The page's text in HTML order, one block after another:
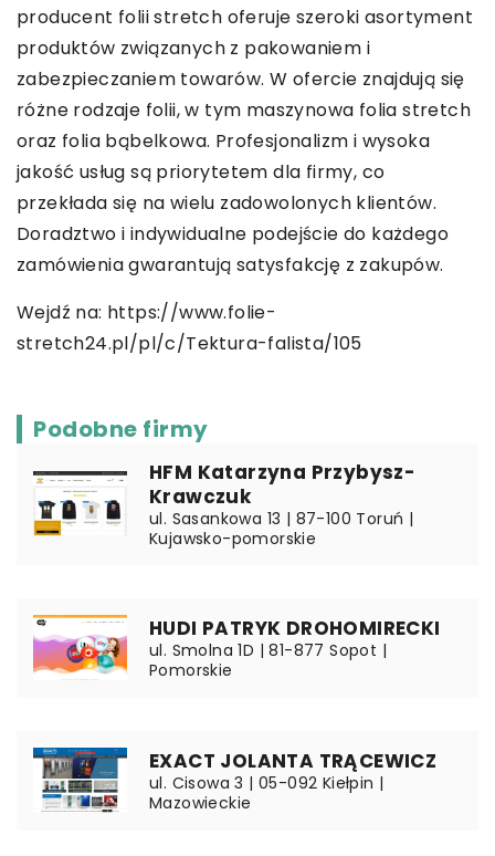
producent folii stretch oferuje szeroki asortyment
produktów związanych z pakowaniem i
zabezpieczaniem towarów. W ofercie znajdują się
różne rodzaje folii, w tym maszynowa folia stretch
oraz folia bąbelkowa. Profesjonalizm i wysoka
jakość usług są priorytetem dla firmy, co
przekłada się na wielu zadowolonych klientów.
Doradztwo i indywidualne podejście do każdego
zamówienia gwarantują satysfakcję z zakupów.
Wejdź na: https://www.folie-
stretch24.pl/pl/c/Tektura-falista/105
Podobne firmy
HFM Katarzyna Przybysz-
Krawczuk
ul. Sasankowa 13 | 87-100 Toruń |
Kujawsko-pomorskie
HUDI PATRYK DROHOMIRECKI
ul. Smolna 1D | 81-877 Sopot |
Pomorskie
EXACT JOLANTA TRĄCEWICZ
ul. Cisowa 3 | 05-092 Kiełpin |
Mazowieckie